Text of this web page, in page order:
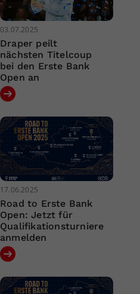
03.07.2025
Draper peilt
nächsten Titelcoup
bei den Erste Bank
Open an
17.06.2025
Road to Erste Bank
Open: Jetzt für
Qualifikationsturniere
anmelden